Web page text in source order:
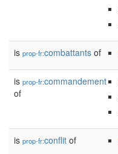
is prop-fr:combattants of
is prop-fr:commandement
of
is prop-fr:conflit of